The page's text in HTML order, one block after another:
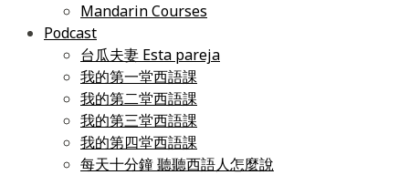
Mandarin Courses
Podcast
台瓜夫妻 Esta pareja
我的第一堂西語課
我的第二堂西語課
我的第三堂西語課
我的第四堂西語課
每天十分鐘 聽聽西語人怎麼說